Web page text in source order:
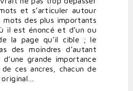
et s’articuler autour
mots des plus importants
il est énoncé et d’un ou
la page qu’il cible ; le
des moindres d’autant
d’une grande importance
ces ancres, chacun de